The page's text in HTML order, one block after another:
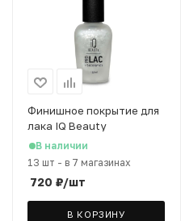
Финишное покрытие для
лака IQ Beauty
PROLAC+bioceamics
матовое с поталью, 12,5
В наличии
13 шт - в 7 магазинах
720 ₽/шт
В КОРЗИНУ